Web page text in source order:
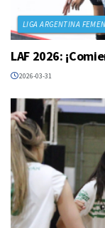
LIGA ARGENTINA
LAF 2026:
2026-03-31